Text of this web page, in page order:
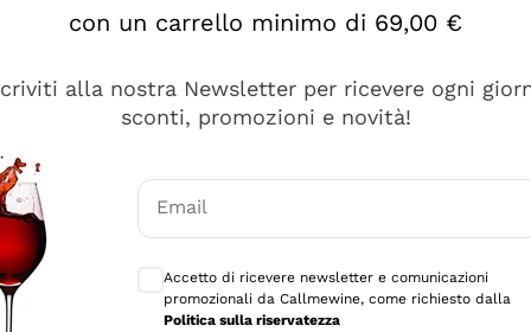
diversi e con un ampio range di prezzo. Le
con un carrello minimo di 69,00 €
alla nostra Newsletter per ricevere ogni
sconti, promozioni e novità!
Email
Accetto di ricevere newsletter e comunicazioni
promozionali da Callmewine, come richiesto dalla
Politica sulla riservatezza